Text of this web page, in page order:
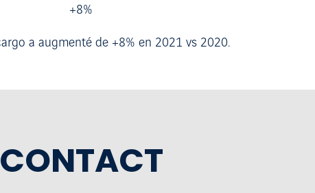
+8%
a augmenté de +8% en 2021 vs 2020.
CONTACT